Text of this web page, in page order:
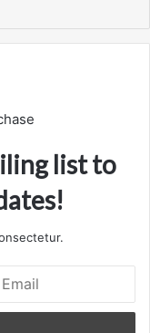
list to